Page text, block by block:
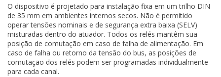
O dispositivo é projetado para instalação fixa em um trilho DIN
de 35 mm em ambientes internos secos. Não é permitido
operar tensões nominais e de segurança extra baixa (SELV)
misturadas dentro do atuador. Todos os relés mantêm sua
posição de comutação em caso de falha de alimentação. Em
caso de falha ou retorno da tensão do bus, as posições de
comutação dos relés podem ser programadas individualmente
para cada canal.